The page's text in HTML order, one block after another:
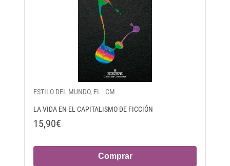
ESTILO DEL MUNDO, EL - CM
LA VIDA EN EL CAPITALISMO DE FICCIÓN
15,90€
Comprar